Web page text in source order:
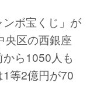
ボ宝くじ」が
央区の西銀座
ら1050人も
等2億円が70